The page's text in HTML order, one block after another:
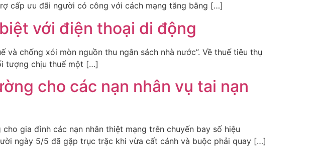
cấp ưu đãi người có công với cách mạng tăng bằng […]
với điện thoại di động
chống xói mòn nguồn thu ngân sách nhà nước”. Về thuế tiêu thụ
tượng chịu thuế một […]
cho các nạn nhân vụ tai nạn
gia đình các nạn nhân thiệt mạng trên chuyến bay số hiệu
ngày 5/5 đã gặp trục trặc khi vừa cất cánh và buộc phải quay […]